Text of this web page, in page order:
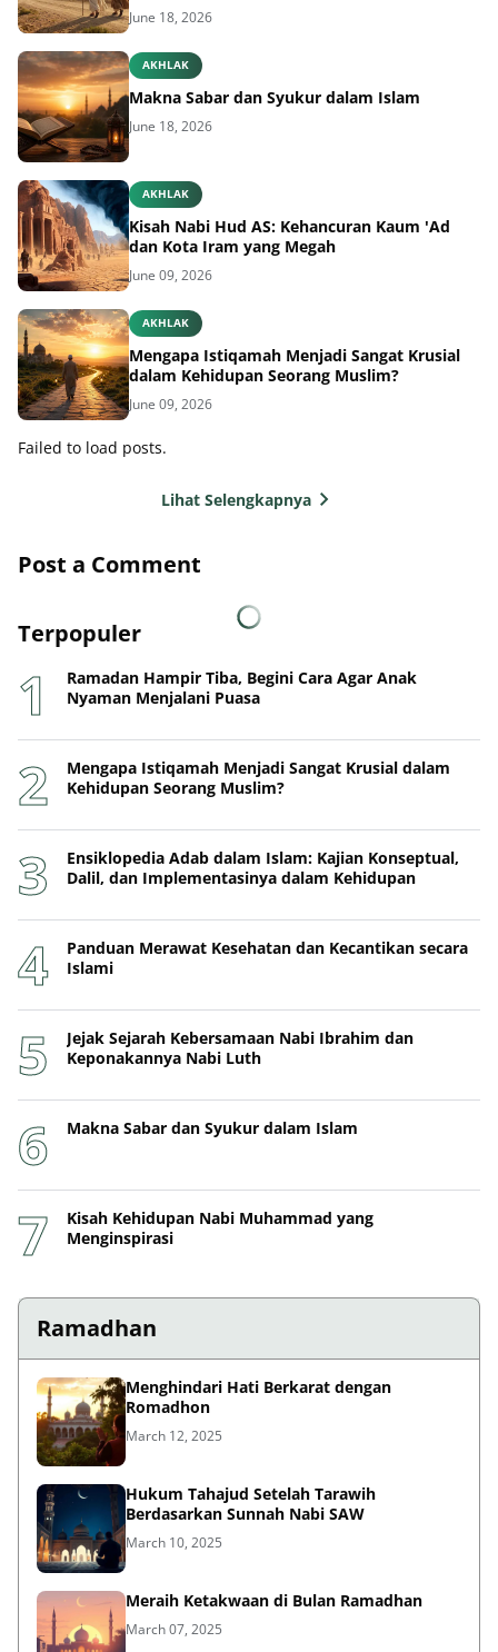
June 18, 2026
AKHLAK
Makna Sabar dan Syukur dalam Islam
June 18, 2026
AKHLAK
Kisah Nabi Hud AS: Kehancuran Kaum 'Ad
dan Kota Iram yang Megah
June 09, 2026
AKHLAK
Mengapa Istiqamah Menjadi Sangat Krusial
dalam Kehidupan Seorang Muslim?
June 09, 2026
Failed to load posts.
Lihat Selengkapnya
Post a Comment
Terpopuler
Ramadan Hampir Tiba, Begini Cara Agar Anak
Nyaman Menjalani Puasa
Mengapa Istiqamah Menjadi Sangat Krusial dalam
Kehidupan Seorang Muslim?
Ensiklopedia Adab dalam Islam: Kajian Konseptual,
Dalil, dan Implementasinya dalam Kehidupan
Panduan Merawat Kesehatan dan Kecantikan secara
Islami
Jejak Sejarah Kebersamaan Nabi Ibrahim dan
Keponakannya Nabi Luth
Makna Sabar dan Syukur dalam Islam
Kisah Kehidupan Nabi Muhammad yang
Menginspirasi
Ramadhan
Menghindari Hati Berkarat dengan
Romadhon
March 12, 2025
Hukum Tahajud Setelah Tarawih
Berdasarkan Sunnah Nabi SAW
March 10, 2025
Meraih Ketakwaan di Bulan Ramadhan
March 07, 2025